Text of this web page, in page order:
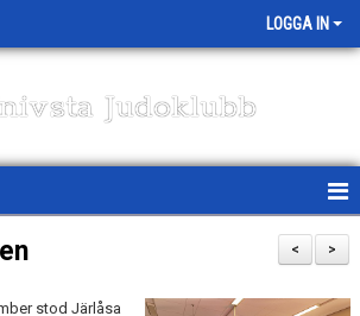
LOGGA IN
Judoklubb
>
<
stod Järlåsa